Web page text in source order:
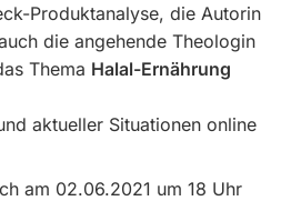
Produktanalyse, die Autorin
die angehende Theologin
Thema Halal-Ernährung
aktueller Situationen online
am 02.06.2021 um 18 Uhr